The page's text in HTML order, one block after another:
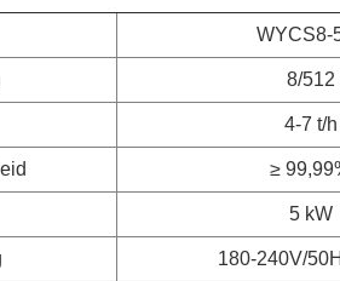
WYCS8-
8/512
4-7 t/h
≥
5 kW
180-240V/